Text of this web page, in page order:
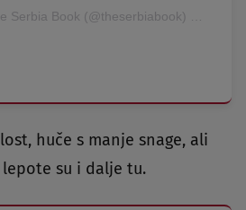
Serbia Book (@theserbiabook)
huče s manje snage, ali
su i dalje tu.